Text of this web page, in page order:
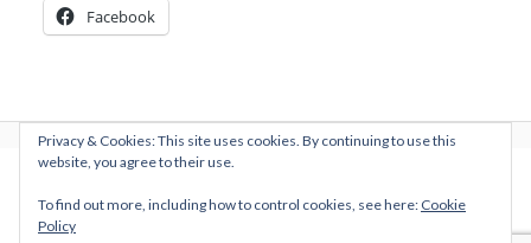
Facebook
Sivupalkki
Privacy & Cookies: This site uses cookies. By continuing to use this
website, you agree to their use.
To find out more, including how to control cookies, see here: Cookie
Policy